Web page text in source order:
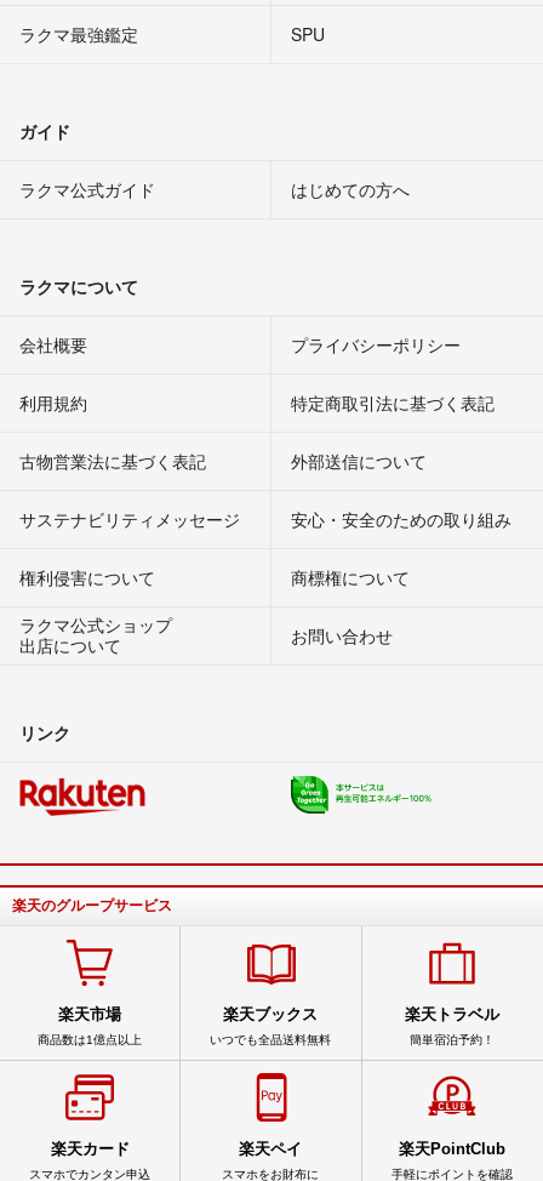
ラクマ最強鑑定
SPU
ガイド
ラクマ公式ガイド はじめての方へ
ラクマについて
会社概要 プライバシーポリシー
利用規約 特定商取引法に基づく表記
古物営業法に基づく表記 外部送信について
サステナビリティメッセージ 安心・安全のための取り組み
権利侵害について
商標権について
ラクマ公式ショップ
出店について
お問い合わせ
リンク
楽天のグループサービス
楽天市場
商品数は1億点以上
楽天ブックス
いつでも全品送料無料
楽天トラベル
簡単宿泊予約！
楽天カード
スマホでカンタン申込
楽天ペイ
スマホをお財布に
楽天PointClub
手軽にポイントを確認